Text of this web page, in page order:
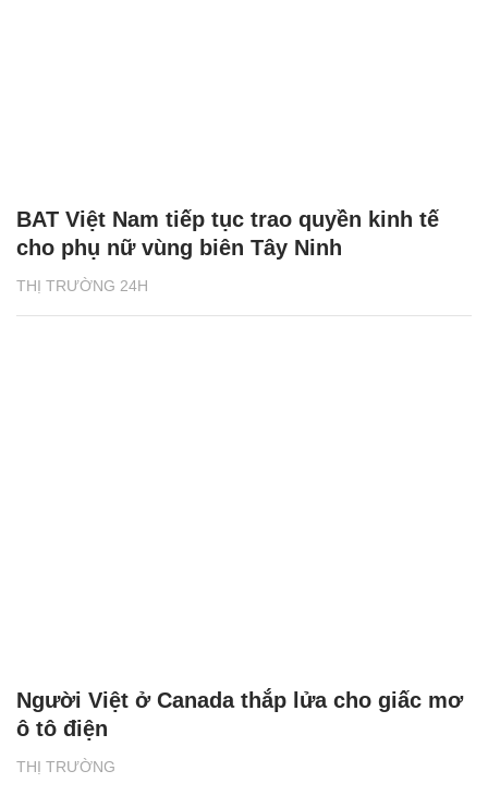
THỊ TRƯỜNG 24H
BAT Việt Nam tiếp tục trao quyền kinh tế
cho phụ nữ vùng biên Tây Ninh
THỊ TRƯỜNG
Người Việt ở Canada thắp lửa cho giấc mơ
ô tô điện